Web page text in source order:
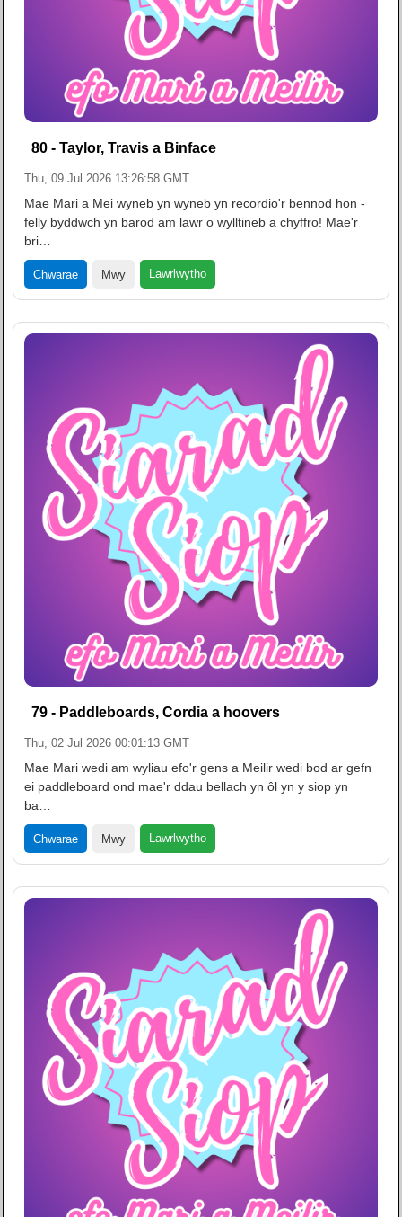
80 - Taylor, Travis a Binface
Thu, 09 Jul 2026 13:26:58 GMT
Mae Mari a Mei wyneb yn wyneb yn recordio'r bennod hon -
felly byddwch yn barod am lawr o wylltineb a chyffro! Mae'r
bri…
Chwarae Mwy Lawrlwytho
79 - Paddleboards, Cordia a hoovers
Thu, 02 Jul 2026 00:01:13 GMT
Mae Mari wedi am wyliau efo'r gens a Meilir wedi bod ar gefn
ei paddleboard ond mae'r ddau bellach yn ôl yn y siop yn
ba…
Chwarae Mwy Lawrlwytho